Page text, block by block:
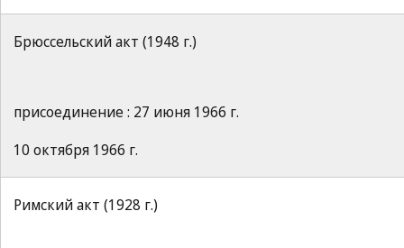
Брюссельский акт (1948 г.)
присоединение : 27 июня 1966 г.
10 октября 1966 г.
Римский акт (1928 г.)